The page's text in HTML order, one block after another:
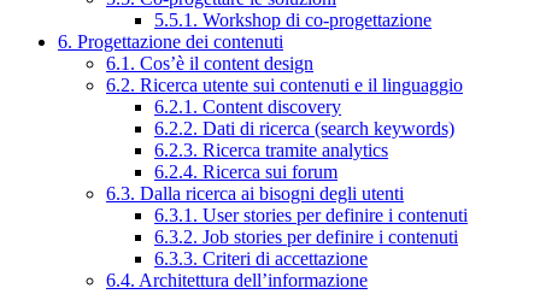
5.5.1. Workshop di co-progettazione
6. Progettazione dei contenuti
6.1. Cos’è il content design
6.2. Ricerca utente sui contenuti e il linguaggio
6.2.1. Content discovery
6.2.2. Dati di ricerca (search keywords)
6.2.3. Ricerca tramite analytics
6.2.4. Ricerca sui forum
6.3. Dalla ricerca ai bisogni degli utenti
6.3.1. User stories per definire i contenuti
6.3.2. Job stories per definire i contenuti
6.3.3. Criteri di accettazione
6.4. Architettura dell’informazione